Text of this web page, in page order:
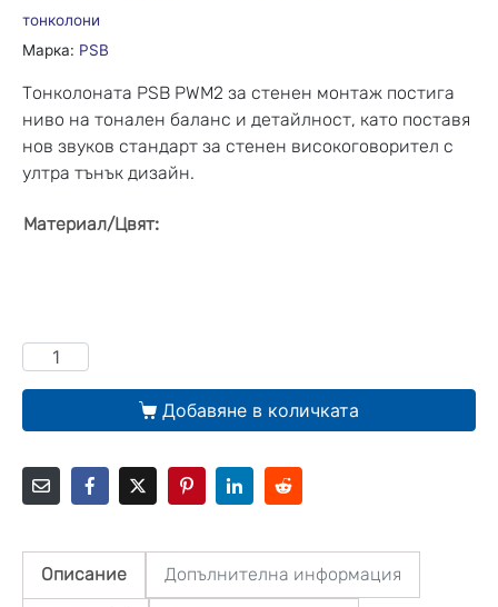
тонколони
Марка: PSB
Тонколоната PSB PWM2 за стенен монтаж постига
ниво на тонален баланс и детайлност, като поставя
нов звуков стандарт за стенен високоговорител с
ултра тънък дизайн.
Материал/Цвят:
Добавяне в количката
Описание Допълнителна информация